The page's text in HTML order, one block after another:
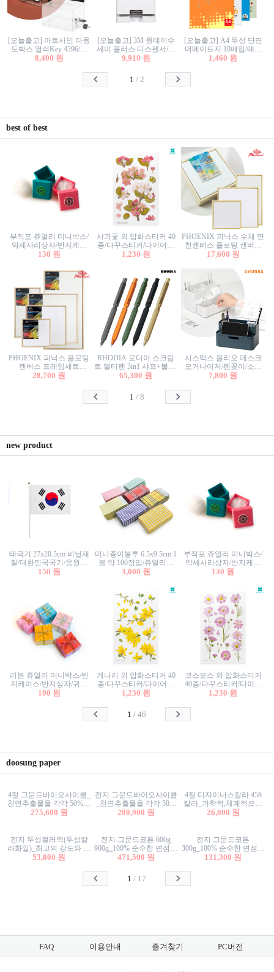
[오늘출고] 아트사인 다용
도박스 열쇠Key 4396/투
표함/건의함/모금함/응모
8,400 원
[오늘출고] 3M 원데이수
세미 플러스 디스펜서/소
프트수세미5매+강력수세
9,910 원
[오늘출고] A4 두성 단면
머메이드지 10매입/매직
터치/색지/색상지/색복사
칼라색지/고급복사지
1,460 원
1 / 2
best of best
부직포 쥬얼리 미니박스/
악세사리상자/반지케이
스/반지상자/귀걸이상자/
130 원
사과꽃 외 압화스티커 40
종/다꾸스티커/다이어리
꾸미기/꽃스티커/자연물
1,230 원
PHOENIX 피닉스 수채 면
천캔버스 플로팅 캔버스
프레임세트 30x30cm/액자
17,600 원
PHOENIX 피닉스 플로팅
캔버스 프레임세트
50x50cm/액자캔버스/인테
28,700 원
RHODIA 로디아 스크립
트 멀티펜 3in1 샤프+볼펜/
무광택 알루미늄 육각배
65,300 원
시스맥스 올리오 데스크
오거나이저/펜꽂이/소품
꽂이/소품함/정리함/수납
7,800 원
1 / 8
new product
태극기 27x20.5cm 비닐재
질/대한민국국기/응원깃
발/행사깃발
150 원
미니종이봉투 6.5x9.5cm 1
봉 약 100장입/쥬얼리봉
투/증명사진봉투/악세사
3,000 원
부직포 쥬얼리 미니박스/
악세사리상자/반지케이
스/반지상자/귀걸이상자/
130 원
리본 쥬얼리 미니박스/반
지케이스/반지상자/귀걸
이상자/귀걸이박스/악세
100 원
개나리 외 압화스티커 40
종/다꾸스티커/다이어리
꾸미기/꽃스티커/자연물
1,230 원
코스모스 외 압화스티커
40종/다꾸스티커/다이어
리꾸미기/꽃스티커/자연
1,230 원
1 /46
doosung paper
4절 그문드바이오사이클_
천연추출물을 각각 50%이
상 함유한 친환경그래픽
275,600 원
전지 그문드바이오사이클
_천연추출물을 각각 50%
이상 함유한 친환경그래
280,900 원
4절 디자이너스칼라 458
칼라_과학적,체계적으로
분류된 200색을 갖춘 색지
26,800 원
전지 두성컬러팩(두성칼
라화일)_최고의 강도와 평
활성을 지닌 다양한 컬러
53,800 원
전지 그문드코튼 600g
900g_100% 순수한 면섬유
로 만든 친환경프리미엄
471,500 원
전지 그문드코튼
300g_100% 순수한 면섬유
로 만든 친환경프리미엄
131,300 원
1 / 17
FAQ 이용안내 즐겨찾기 PC버전